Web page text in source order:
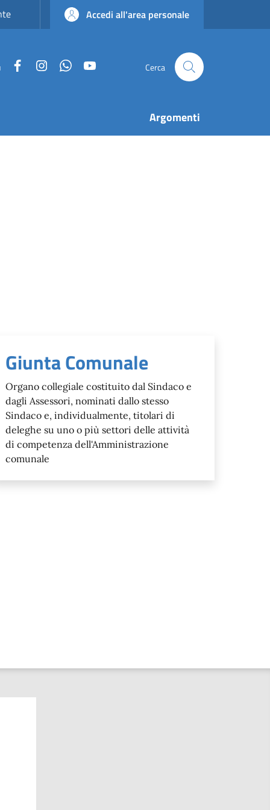
Accedi all'area personale
FacebookInstagramWhatsApp Cerca
Argomenti
Giunta Comunale
Organo collegiale costituito dal Sindaco e
dagli Assessori, nominati dallo stesso
Sindaco e, individualmente, titolari di
deleghe su uno o più settori delle attività
di competenza dell'Amministrazione
comunale